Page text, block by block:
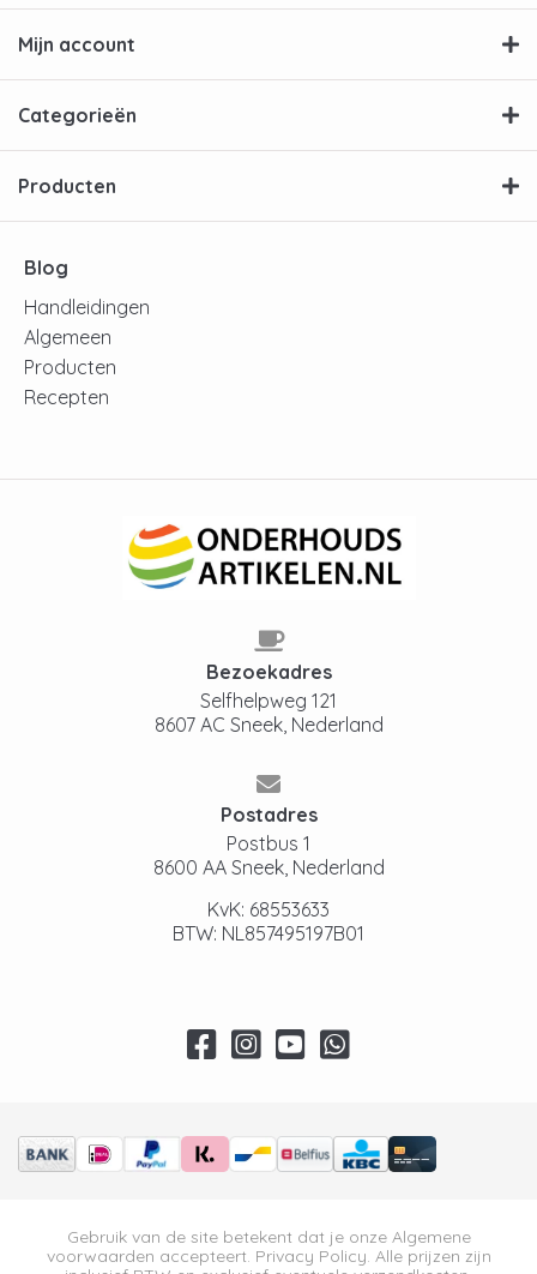
Mijn account
Categorieën
Producten
Blog
Handleidingen
Algemeen
Producten
Recepten
Bezoekadres
Selfhelpweg 121
8607 AC Sneek, Nederland
Postadres
Postbus 1
8600 AA Sneek, Nederland
KvK: 68553633
BTW: NL857495197B01
Gebruik van de site betekent dat je onze Algemene
voorwaarden accepteert. Privacy Policy. Alle prijzen zijn